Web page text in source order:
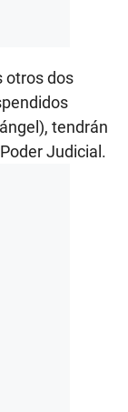
otros dos
tendrán
Judicial.